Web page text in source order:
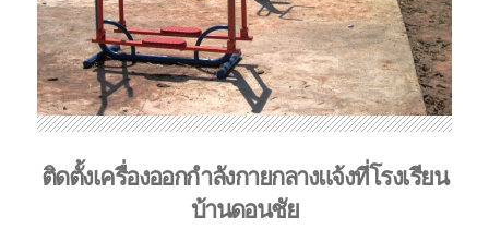
ติดตั้งเครื่องออกกำลังกายกลางแจ้งที่โรงเรียน
บ้านดอนชัย